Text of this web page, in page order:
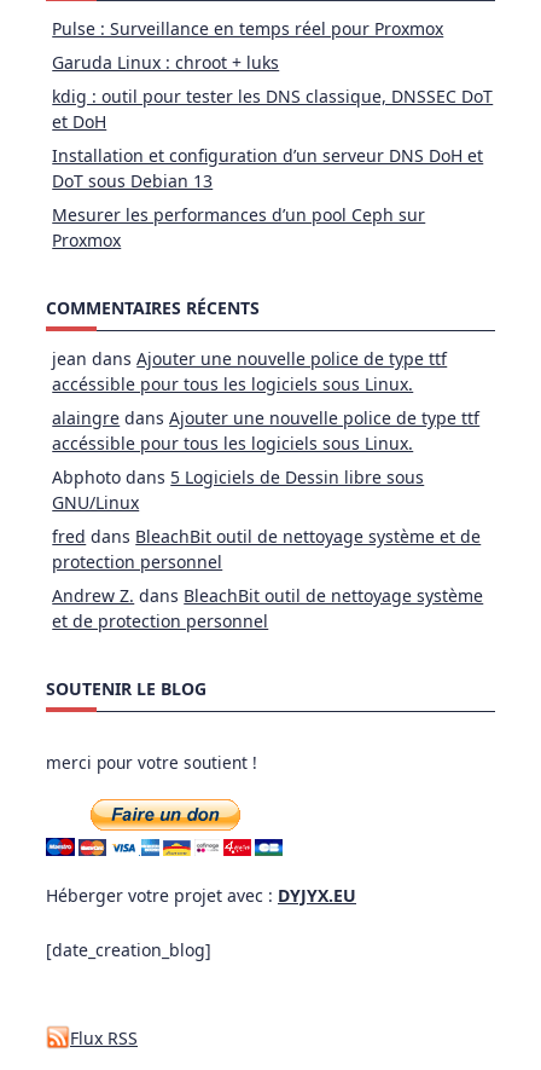
Pulse : Surveillance en temps réel pour Proxmox
Garuda Linux : chroot + luks
kdig : outil pour tester les DNS classique, DNSSEC DoT
et DoH
Installation et configuration d’un serveur DNS DoH et
DoT sous Debian 13
Mesurer les performances d’un pool Ceph sur
Proxmox
COMMENTAIRES RÉCENTS
jean dansAjouter une nouvelle police de type ttf
accéssible pour tous les logiciels sous Linux.
alaingre dansAjouter une nouvelle police de type ttf
accéssible pour tous les logiciels sous Linux.
Abphoto dans 5 Logiciels de Dessin libre sous
GNU/Linux
fred dans BleachBit outil de nettoyage système et de
protection personnel
Andrew Z. dans BleachBit outil de nettoyage système
et de protection personnel
SOUTENIR LE BLOG
merci pour votre soutient !
Héberger votre projet avec : DYJYX.EU
[date_creation_blog]
Flux RSS